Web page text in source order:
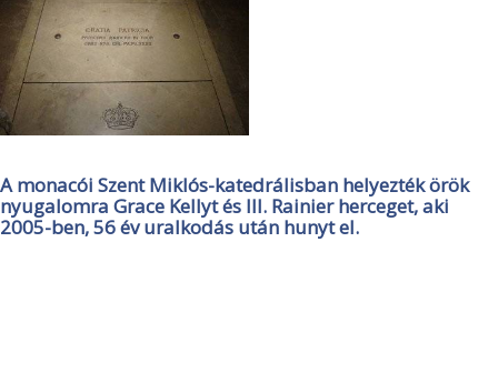
A monacói Szent Miklós-katedrálisban helyezték örök
nyugalomra Grace Kellyt és III. Rainier herceget, aki
2005-ben, 56 év uralkodás után hunyt el.